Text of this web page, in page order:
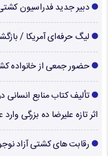
دبیر جدید فدراسیون
لیگ حرفه‌ای آمریکا /
حضور جمعی از خانواده
تألیف کتاب منابع
اثر تازه علیرضا ده بزرگی
رقابت های کشتی آزاد